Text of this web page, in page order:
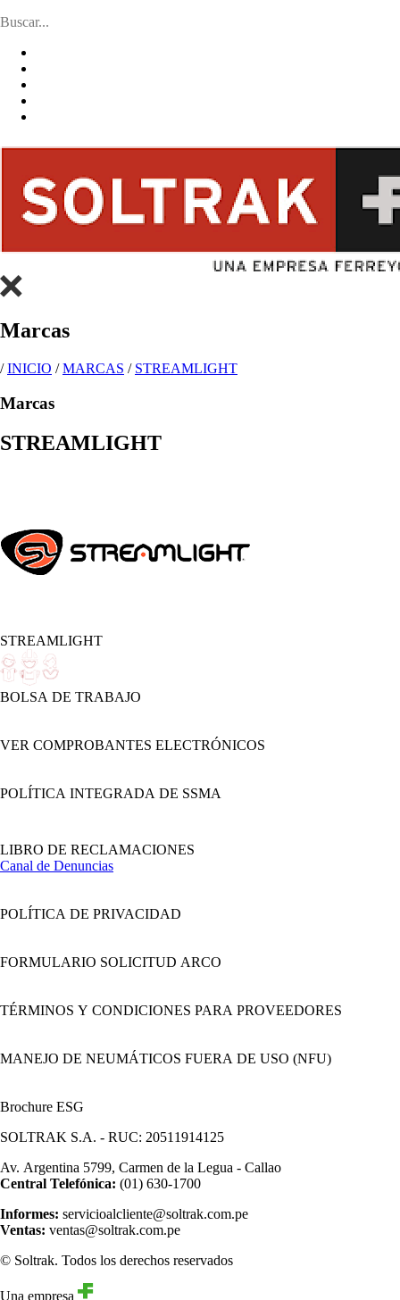
Marcas
/INICIO /MARCAS / STREAMLIGHT
Marcas
STREAMLIGHT
STREAMLIGHT
BOLSA DE TRABAJO
VER COMPROBANTES ELECTRÓNICOS
POLÍTICA INTEGRADA DE SSMA
LIBRO DE RECLAMACIONES
Canal de Denuncias
POLÍTICA DE PRIVACIDAD
FORMULARIO SOLICITUD ARCO
TÉRMINOS Y CONDICIONES PARA PROVEEDORES
MANEJO DE NEUMÁTICOS FUERA DE USO (NFU)
Brochure ESG
SOLTRAK S.A. - RUC: 20511914125
Av. Argentina 5799, Carmen de la Legua - Callao
Central Telefónica: (01) 630-1700
Informes: servicioalcliente@soltrak.com.pe
Ventas: ventas@soltrak.com.pe
© Soltrak. Todos los derechos reservados
Una empresa